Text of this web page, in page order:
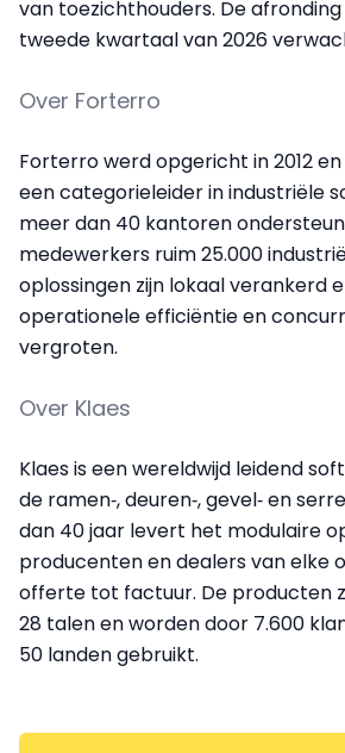
van toezichthouders. De
tweede kwartaal van 2026
Over Forterro
Forterro werd opgericht in 2012
een categorie­leider in industriële
meer dan 40 kantoren
medewerkers ruim 25.000
oplossingen zijn lokaal verankerd
operationele efficiëntie en
vergroten.
Over Klaes
Klaes is een wereldwijd leidend
de ramen‑, deuren‑, gevel‑ en
dan 40 jaar levert het modulaire
producenten en dealers van elke
offerte tot factuur. De producten
28 talen en worden door 7.600
50 landen gebruikt.